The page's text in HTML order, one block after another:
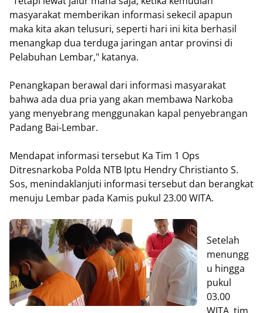
masyarakat memberikan informasi sekecil apapun
maka kita akan telusuri, seperti hari ini kita berhasil
menangkap dua terduga jaringan antar provinsi di
Pelabuhan Lembar," katanya.
Penangkapan berawal dari informasi masyarakat
bahwa ada dua pria yang akan membawa Narkoba
yang menyebrang menggunakan kapal penyebrangan
Padang Bai-Lembar.
Mendapat informasi tersebut Ka Tim 1 Ops
Ditresnarkoba Polda NTB Iptu Hendry Christianto S.
Sos, menindaklanjuti informasi tersebut dan berangkat
menuju Lembar pada Kamis pukul 23.00 WITA.
Setelah
menungg
u hingga
pukul
03.00